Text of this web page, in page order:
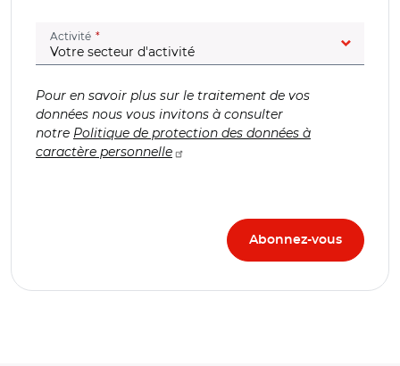
Activité (champ obligatoire)
Pour en savoir plus sur le traitement de vos
données nous vous invitons à consulter
notre Politique de protection des données à
caractère personnelle